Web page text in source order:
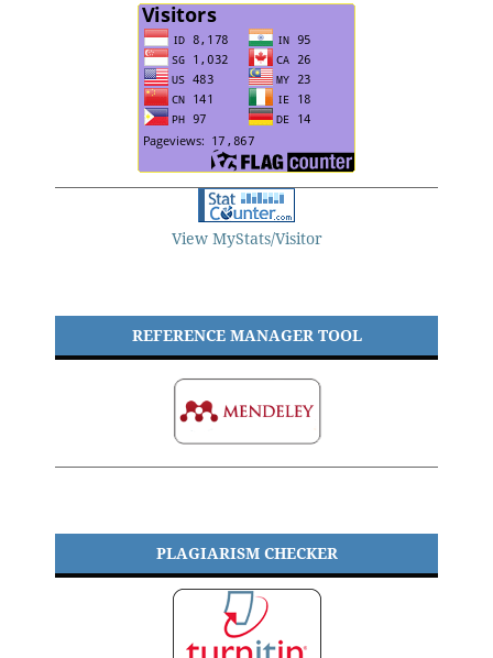
View MyStats/Visitor
REFERENCE MANAGER TOOL
PLAGIARISM CHECKER